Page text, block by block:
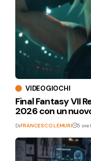
VIDEOGIOCHI
Final Fantasy VII
2026 con un
DiFRANCESCO LEMURI 5 ore